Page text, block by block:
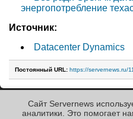
энергопотребление
Источник:
Datacenter Dynamics
Постоянный URL: https://servernews.ru/
« Назад к ленте
Сайт Servernews
аналитики. Это помогает